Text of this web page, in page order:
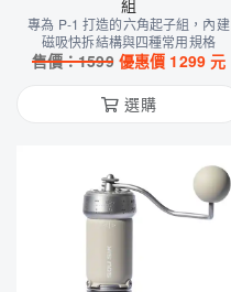
組
專為 P-1 打造的六角起子組，內建
磁吸快拆結構與四種常用規格
售價：1599 優惠價 1299元
選購